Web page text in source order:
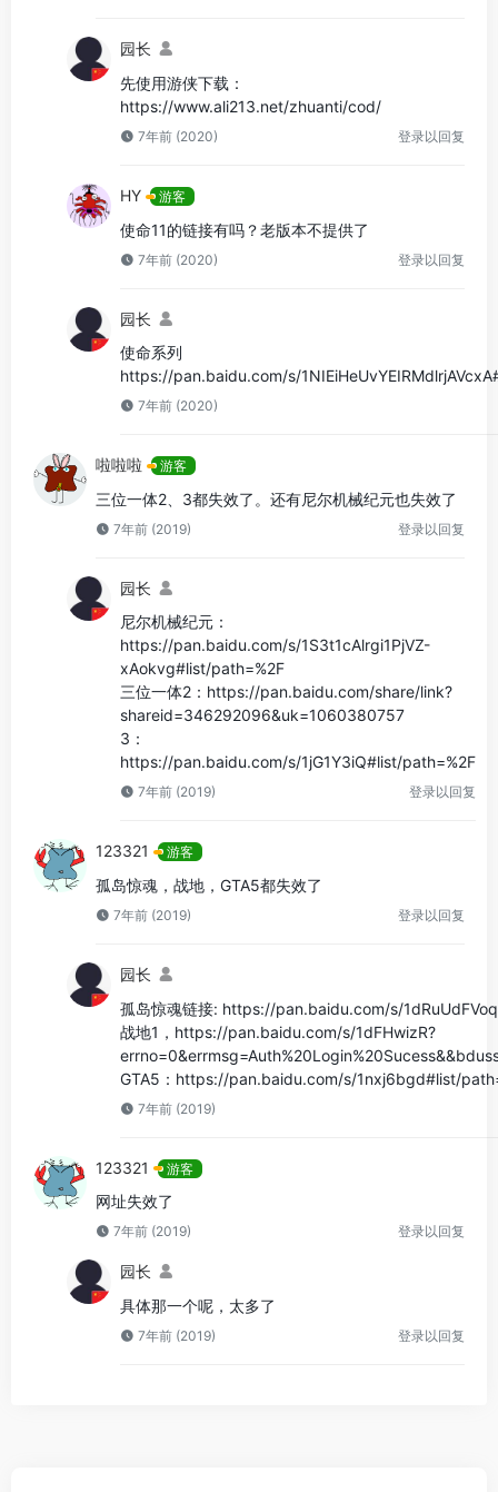
园长
先使用游侠下载：
https://www.ali213.net/zhuanti/cod/
7年前 (2020) 登录以回复
HY 游客
使命11的链接有吗？老版本不提供了
7年前 (2020) 登录以回复
园长
使命系列
https://pan.baidu.com/s/
7年前 (2020)
啦啦啦 游客
三位一体2、3都失效了。还有尼尔机械纪元也失效了
7年前 (2019) 登录以回复
园长
尼尔机械纪元：
https://pan.baidu.com/s/1S3t1cAlrgi1PjVZ-
xAokvg#list/path=%2F
三位一体2：https://pan.baidu.com/share/link?
shareid=346292096&uk=1060380757
3：
https://pan.baidu.com/s/1jG1Y3iQ#list/path=%2F
7年前 (2019) 登录以回复
123321 游客
孤岛惊魂，战地，GTA5都失效了
7年前 (2019) 登录以回复
园长
孤岛惊魂链接: https://pan.baidu.com/s/
战地1，https://pan.baidu.com/s/1dFHwizR?
GTA5：https://pan.baidu.com/s/1nxj6bgd#list/
7年前 (2019)
123321 游客
网址失效了
7年前 (2019) 登录以回复
园长
具体那一个呢，太多了
7年前 (2019) 登录以回复